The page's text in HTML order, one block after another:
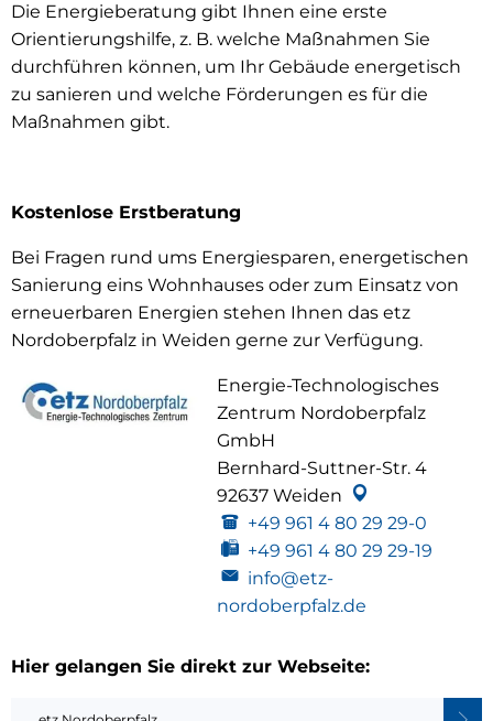
Die Energieberatung gibt Ihnen eine erste
Orientierungshilfe, z. B. welche Maßnahmen Sie
durchführen können, um Ihr Gebäude energetisch
zu sanieren und welche Förderungen es für die
Maßnahmen gibt.
Kostenlose Erstberatung
Bei Fragen rund ums Energiesparen, energetischen
Sanierung eins Wohnhauses oder zum Einsatz von
erneuerbaren Energien stehen Ihnen das etz
Nordoberpfalz in Weiden gerne zur Verfügung.
Energie-Technologisches
Zentrum Nordoberpfalz
GmbH
Bernhard-Suttner-Str. 4
92637 Weiden
+49 961 4 80 29 29-0
+49 961 4 80 29 29-19
info@etz-
nordoberpfalz.de
Hier gelangen Sie direkt zur Webseite: